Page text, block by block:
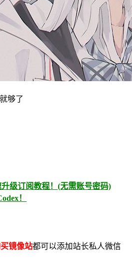
够了
级订阅教程！(无需账号密码)
！
镜像站都可以添加站长私人微信